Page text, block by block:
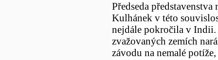
Předseda
Kulhánek v této
nejdále pokročila v Indii.
zvažovaných zemích
závodu na nemalé